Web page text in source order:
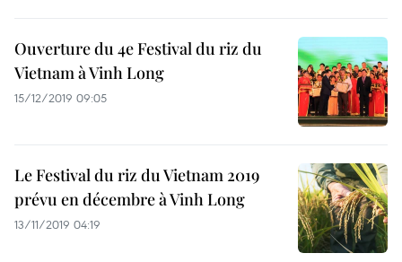
Ouverture du 4e Festival du riz du
Vietnam à Vinh Long
15/12/2019 09:05
Le Festival du riz du Vietnam 2019
prévu en décembre à Vinh Long
13/11/2019 04:19